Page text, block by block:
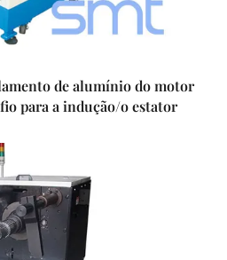
de alumínio do motor
para a indução/o estator